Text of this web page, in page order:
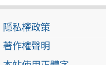
隱私權政策
著作權聲明